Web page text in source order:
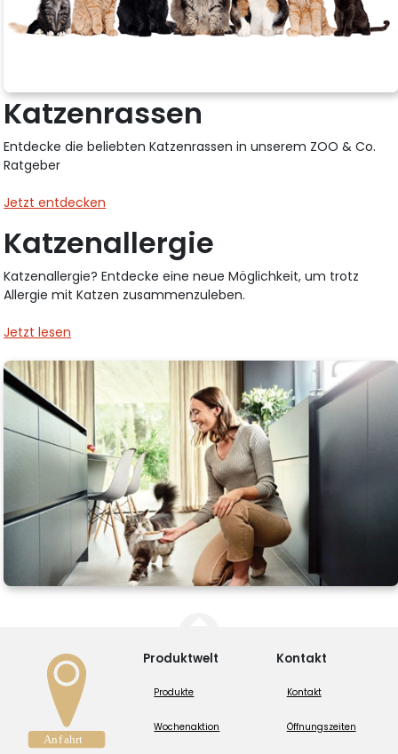
Katzenrassen
Entdecke die beliebten Katzenrassen in unserem ZOO & Co.
Ratgeber
Jetzt entdecken
Katzenallergie
Katzenallergie? Entdecke eine neue Möglichkeit, um trotz
Allergie mit Katzen zusammenzuleben.
Jetzt lesen
Produktwelt
Produkte
Wochenaktion
Kontakt
Kontakt
Öffnungszeiten